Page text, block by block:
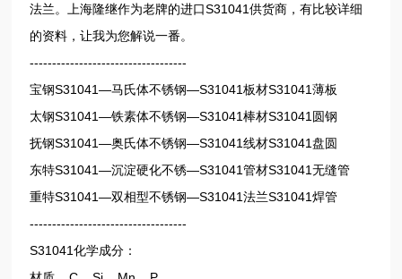
法兰。上海隆继作为老牌的进口S31041供货商，有比较详细
的资料，让我为您解说一番。
-----------------------------------
宝钢S31041—马氏体不锈钢—S31041板材S31041薄板
太钢S31041—铁素体不锈钢—S31041棒材S31041圆钢
抚钢S31041—奥氏体不锈钢—S31041线材S31041盘圆
东特S31041—沉淀硬化不锈—S31041管材S31041无缝管
重特S31041—双相型不锈钢—S31041法兰S31041焊管
-----------------------------------
S31041化学成分：